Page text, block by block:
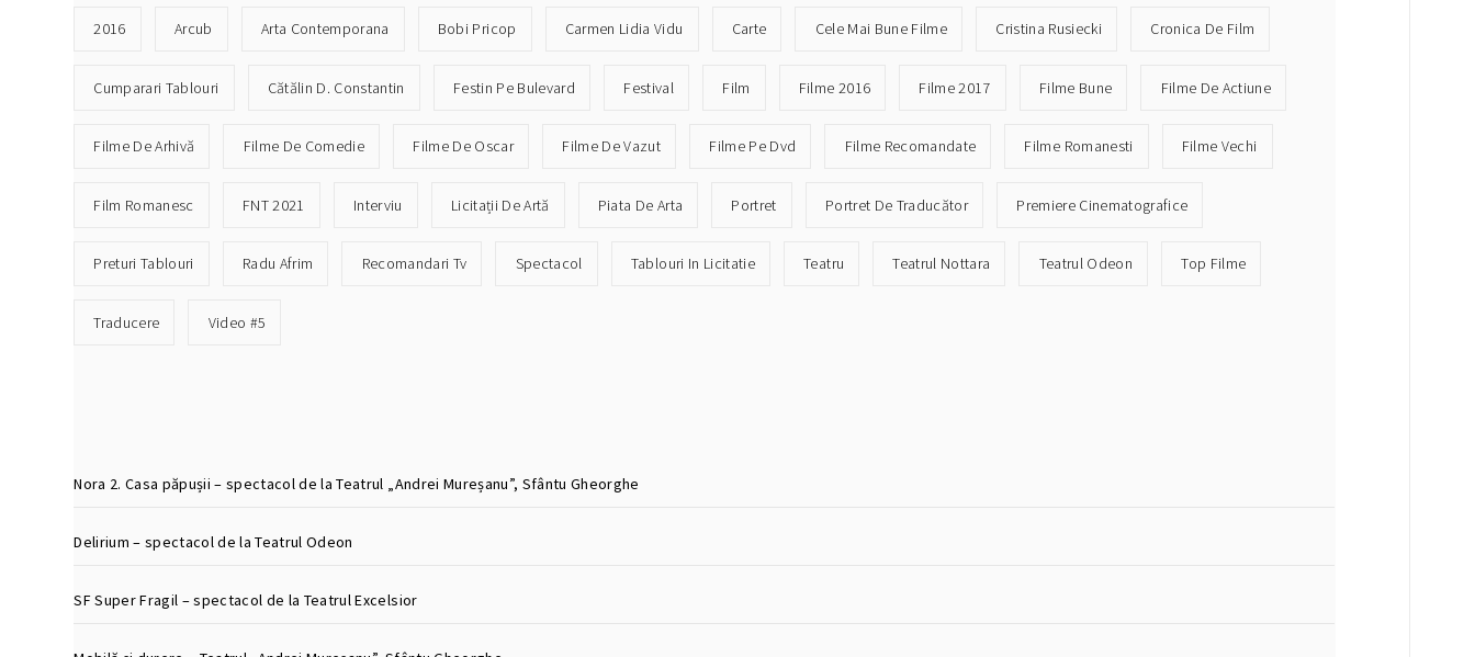
2016 Arcub Arta Contemporana Bobi Pricop Carmen Lidia Vidu Carte Cele Mai Bune Filme Cristina Rusiecki Cronica De Film
Cumparari Tablouri Cătălin D. Constantin Festin Pe Bulevard Festival Film Filme 2016 Filme 2017 Filme Bune Filme De Actiune
Filme De Arhivă Filme De Comedie Filme De Oscar Filme De Vazut Filme Pe Dvd Filme Recomandate Filme Romanesti Filme Vechi
Film Romanesc FNT 2021 Interviu Licitații De Artă Piata De Arta Portret Portret De Traducător Premiere Cinematografice
Preturi Tablouri Radu Afrim Recomandari Tv Spectacol Tablouri In Licitatie Teatru Teatrul Nottara Teatrul Odeon Top Filme
Traducere Video #5
Nora 2. Casa păpușii – spectacol de la Teatrul „Andrei Mureșanu”, Sfântu Gheorghe
Delirium – spectacol de la Teatrul Odeon
SF Super Fragil – spectacol de la Teatrul Excelsior